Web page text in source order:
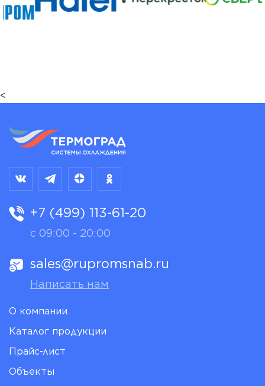
<
О компании
Каталог продукции
Прайс-лист
Объекты
+7 (499) 113-61-20
с 09:00 - 20:00
sales@rupromsnab.ru
Написать нам